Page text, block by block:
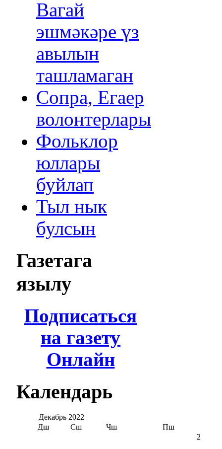
Вагай
эшмәкәре үз
авылын
ташламаган
Сопра, Егаер
волонтерлары
Фольклор
юллары
буйлап
Тыл нык
булсын
Газетага
язылу
Подписаться
на газету
Онлайн
Календарь
Декабрь 2022
Дш
Сш Чш Пш
2